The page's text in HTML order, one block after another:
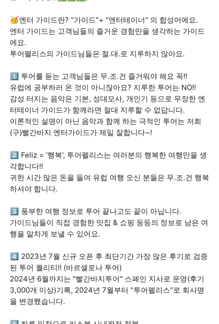
🥳엔터 가이드란? "가이드"+ "엔터테이너" 의 합성어에요.
엔터 가이드는 고객님들의 즐거운 경험만을 생각하는 가이드
에요.
투어펠리스의 가이드님들은 절.대.로 지루하지 않아요.
1️⃣ 투어를 듣는 고객님들은 무.조.건 즐거워야 해요 꼭!!
유럽에 공부하러 온 것이 아니잖아요? 지루한 투어는 NO!!
감성 터지는 음악은 기본, 성대모사, 개인기 등으로 무장한 엔
터테이너 가이드가 함께라면 절대 지루할 수 없답니다.
이론적인 설명이 아닌 음악과 함께 하는 극적인 투어는 저희
(구)빨간바지 엔터가이드가 제일 잘합니다~!
2️⃣ Feliz = '행복', 투어펠리스는 여러분의 행복한 여행만을 생
각합니다!!
귀한 시간 많은 돈을 들여 유럽 여행 오신 분들은 무.조.건 행복
하셔야 합니다.
3️⃣ 풍부한 여행 정보로 투어 끝나고도 끝이 아닙니다.
가이드님들이 직접 경험한 맛집 & 쇼핑 등등의 정보로 남은 여
행을 알차게 보낼 수 있어요.
4️⃣ 2023년 7월 신규 오픈 후 최단기간 가장 많은 후기로 검증
된 투어 퀄리티!! (바르셀로나 투어)
2024년 6월까지는 "빨간바지투어" 스페인 지사로 운영(후기
3,000개 이상)기록, 2024년 7월부터 "투어펠리스"로 회사명
을 변경했습니다.